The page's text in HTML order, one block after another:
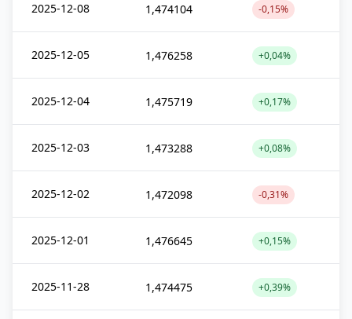
2025-12-08 1,474104 -0,15%
2025-12-05 1,476258 +0,04%
2025-12-04 1,475719 +0,17%
2025-12-03 1,473288 +0,08%
2025-12-02 1,472098 -0,31%
2025-12-01 1,476645 +0,15%
2025-11-28 1,474475 +0,39%